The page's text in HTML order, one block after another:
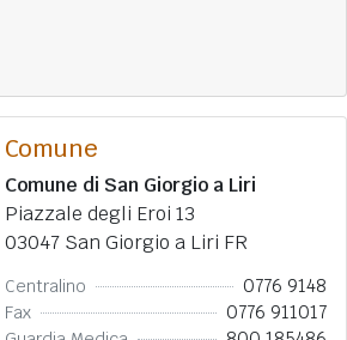
Comune
Comune di San Giorgio a Liri
Piazzale degli Eroi 13
03047 San Giorgio a Liri FR
Centralino 0776 9148
Fax 0776 911017